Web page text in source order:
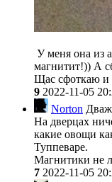
У меня она из
магнитит!)) А
Щас сфоткаю и
9 2022-11-05
Norton
На дверцах
какие овощи
Туппеваре.
Магнитики не
7 2022-11-05